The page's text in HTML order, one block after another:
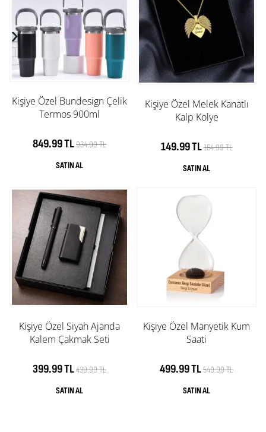
Kişiye Özel Bundesign Çelik
Termos 900ml
849.99 TL934.99 TL
Kişiye Özel Melek Kanatlı
Kalp Kolye
149.99 TL164.99 TL
Kişiye Özel Siyah Ajanda
Kalem Çakmak Seti
399.99 TL439.99 TL
Kişiye Özel Manyetik Kum
Saati
499.99 TL549.99 TL